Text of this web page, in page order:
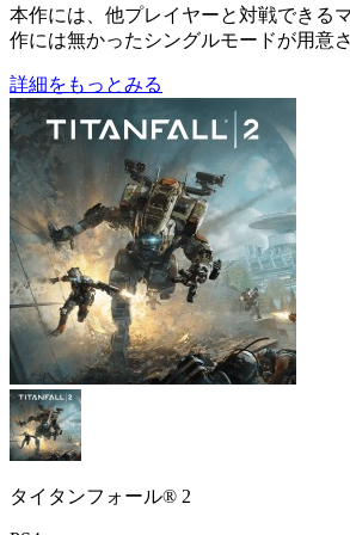
本作には、他プレイヤーと対戦できる
作には無かった シングルモードが用意
詳細をもっとみる
タイタンフォール® 2